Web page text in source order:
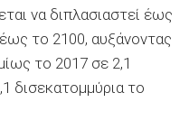
να διπλασιαστεί έως
το 2100, αυξάνοντας
το 2017 σε 2,1
δισεκατομμύρια το